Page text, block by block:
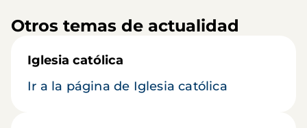
Otros temas de actualidad
Iglesia católica
Ir a la página de Iglesia católica